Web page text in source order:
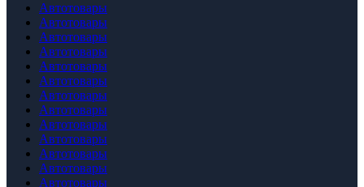
Автотовары
Автотовары
Автотовары
Автотовары
Автотовары
Автотовары
Автотовары
Автотовары
Автотовары
Автотовары
Автотовары
Автотовары
Автотовары